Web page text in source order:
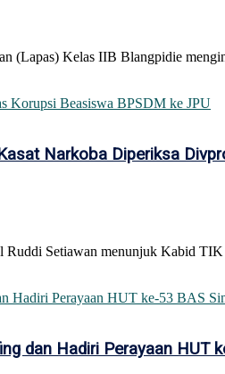
(Lapas) Kelas IIB Blangpidie
Narkoba Diperiksa
Setiawan menunjuk Kabid
dan Hadiri Perayaan HUT